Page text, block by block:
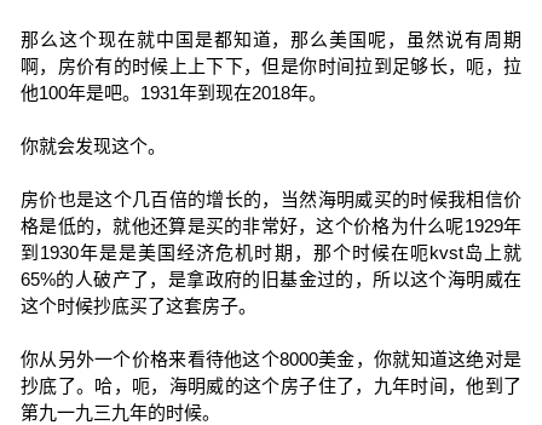
那么这个现在就中国是都知道，那么美国呢，虽然说有周期
啊，房价有的时候上上下下，但是你时间拉到足够长，呃，拉
他100年是吧。1931年到现在2018年。
你就会发现这个。
房价也是这个几百倍的增长的，当然海明威买的时候我相信价
格是低的，就他还算是买的非常好，这个价格为什么呢1929年
到1930年是是美国经济危机时期，那个时候在呃kvst岛上就
65%的人破产了，是拿政府的旧基金过的，所以这个海明威在
这个时候抄底买了这套房子。
你从另外一个价格来看待他这个8000美金，你就知道这绝对是
抄底了。哈，呃，海明威的这个房子住了，九年时间，他到了
第九一九三九年的时候。